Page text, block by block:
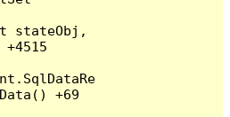
stateObj,
+69